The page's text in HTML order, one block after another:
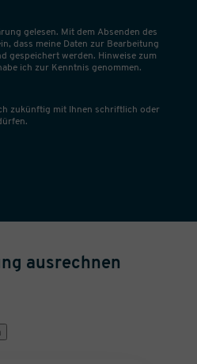
gelesen. Mit dem Absenden des
dass meine Daten zur Bearbeitung
gespeichert werden. Hinweise zum
ich zur Kenntnis genommen.
zukünftig mit Ihnen schriftlich oder
ausrechnen